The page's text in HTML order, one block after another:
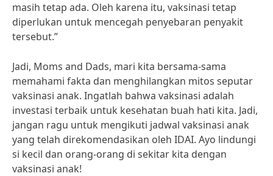
masih tetap ada. Oleh karena itu, vaksinasi tetap
diperlukan untuk mencegah penyebaran penyakit
tersebut.”
Jadi, Moms and Dads, mari kita bersama-sama
memahami fakta dan menghilangkan mitos seputar
vaksinasi anak. Ingatlah bahwa vaksinasi adalah
investasi terbaik untuk kesehatan buah hati kita. Jadi,
jangan ragu untuk mengikuti jadwal vaksinasi anak
yang telah direkomendasikan oleh IDAI. Ayo lindungi
si kecil dan orang-orang di sekitar kita dengan
vaksinasi anak!